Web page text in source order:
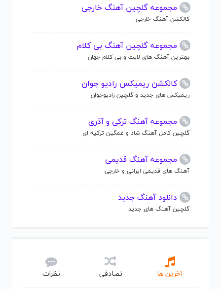
مجموعه گلچین آهنگ خارجی
کالکشن آهنگ خارجی
مجموعه گلچین آهنگ بی کلام
بهترین آهنگ های لایت و بی کلام جهان
کالکشن ریمیکس رادیو جوان
ریمیکس های جدید و گلچین رادیوجوان
مجموعه آهنگ ترکی و آذری
گلچین کامل آهنگ شاد و غمگین ترکیه ای
مجموعه آهنگ قدیمی
آهنگ های قدیمی ایرانی و خارجی
دانلود آهنگ جدید
گلچین آهنگ های جدید
آخرین ها تصادفی نظرات